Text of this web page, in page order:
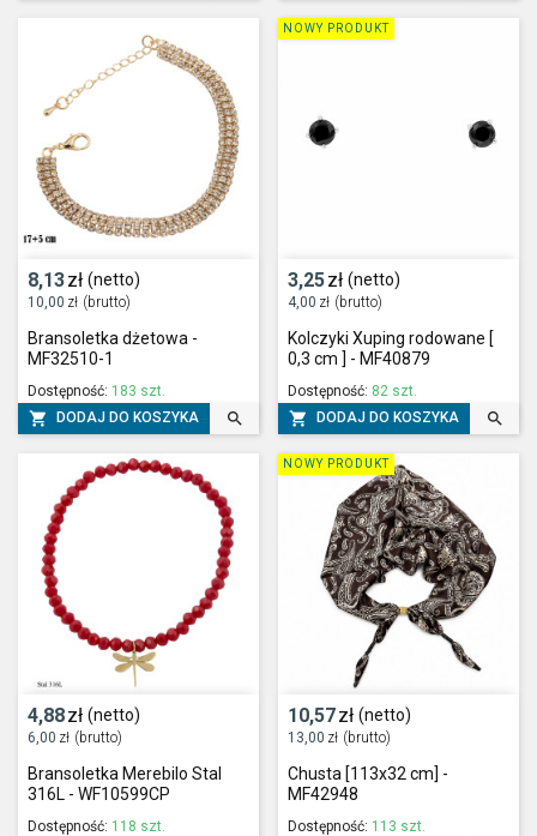
8,13zł (netto)
10,00 zł (brutto)
Bransoletka dżetowa -
MF32510-1
Dostępność: 183 szt.
 DODAJ DO KOSZYKA 
3,25zł (netto)
4,00 zł (brutto)
Kolczyki Xuping rodowane [
0,3 cm ] - MF40879
Dostępność: 82 szt.
 DODAJ DO KOSZYKA 
NOWY PRODUKT
4,88zł (netto)
6,00 zł (brutto)
Bransoletka Merebilo Stal
316L - WF10599CP
Dostępność: 118 szt.
10,57zł (netto)
13,00 zł (brutto)
Chusta [113x32 cm] -
MF42948
Dostępność: 113 szt.
NOWY PRODUKT